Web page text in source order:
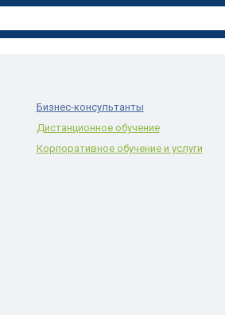
Бизнес-консультанты
Дистанционное обучение
Корпоративное обучение и услуги